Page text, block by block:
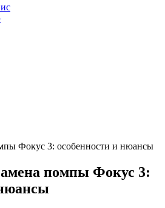
Фокус 3: особенности и нюансы
помпы Фокус 3: